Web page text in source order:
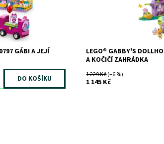
GÁBI A JEJÍ
12743
LEGO
LEGO® GABBY'S
A KOČIČÍ ZAHRÁDKA
1 229 Kč(–6 %)
1 145 Kč